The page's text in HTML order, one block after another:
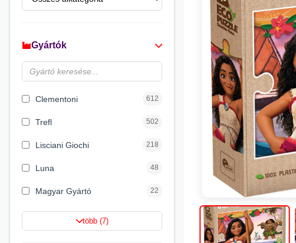
Gyártók
Clementoni 612
Trefl 502
Lisciani Giochi 218
Luna 48
Magyar Gyártó 22
Spin Master 16
több (7)